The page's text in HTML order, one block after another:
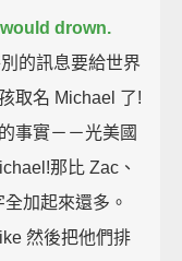
drown.
的訊息要給世界
取名 Michael 了!
事實－－光美國
那比 Zac、
加起來還多。
然後把他們排